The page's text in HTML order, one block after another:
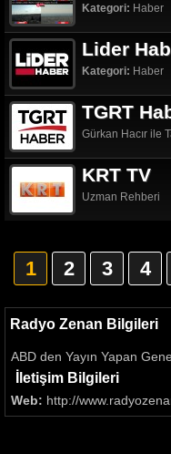
Kategori: Haber
Lider
Kategori: Haber
TGRT
Gürkan Hacır ile
KRT TV
Uzman Rehberi
1 2 3 4
Radyo Zenan Bilgileri
ABD den Yayın Yapan
İletişim Bilgileri
Web: http://